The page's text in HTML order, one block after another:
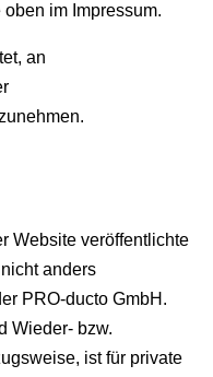
im Impressum.
an
Website veröffentlichte
anders
PRO-ducto GmbH.
Wieder- bzw.
ist für private